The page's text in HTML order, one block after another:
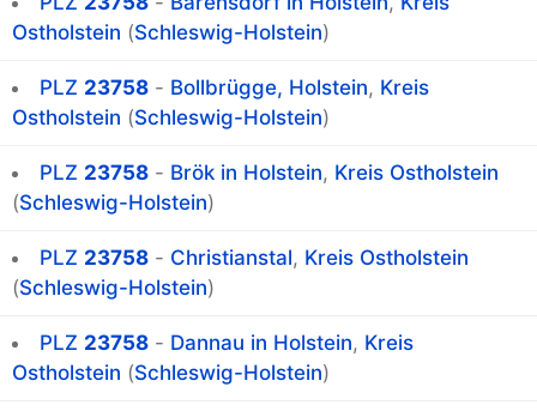
Ostholstein (Schleswig-Holstein)
PLZ 23758 - Bollbrügge, Holstein, Kreis
Ostholstein (Schleswig-Holstein)
PLZ 23758 - Brök in Holstein, Kreis Ostholstein
(Schleswig-Holstein)
PLZ 23758 - Christianstal, Kreis Ostholstein
(Schleswig-Holstein)
PLZ 23758 - Dannau in Holstein, Kreis
Ostholstein (Schleswig-Holstein)